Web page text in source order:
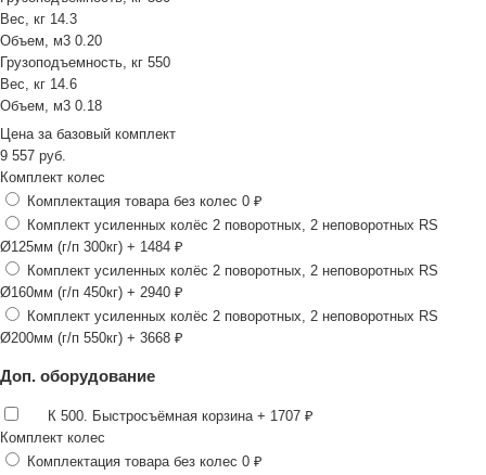
Вес, кг 14.3
Объем, м3 0.20
Грузоподъемность, кг 550
Вес, кг 14.6
Объем, м3 0.18
Цена за базовый комплект
9 557 руб.
Комплект колес
Комплектация товара без колес 0 ₽
Комплект усиленных колёс 2 поворотных, 2 неповоротных RS
Ø125мм (г/п 300кг) + 1484 ₽
Комплект усиленных колёс 2 поворотных, 2 неповоротных RS
Ø160мм (г/п 450кг) + 2940 ₽
Комплект усиленных колёс 2 поворотных, 2 неповоротных RS
Ø200мм (г/п 550кг) + 3668 ₽
Доп. оборудование
К 500. Быстросъёмная корзина + 1707 ₽
Комплект колес
Комплектация товара без колес 0 ₽